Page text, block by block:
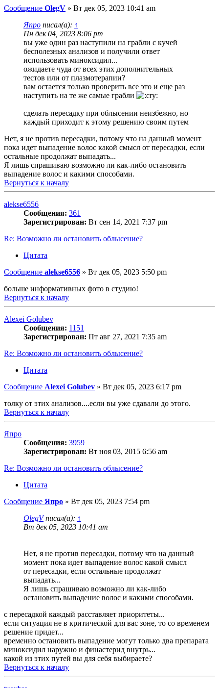
Сообщение OlegV » Вт дек 05, 2023 10:41 am
Япро писал(а): ↑
Пн дек 04, 2023 8:06 pm
вы уже один раз наступили на грабли с кучей
бесполезных анализов и получили ответ
использовать миноксидил...
ожидаете чуда от всех этих дополнительных
тестов или от плазмотерапии?
вам остается только проверить все это и еще раз
наступить на те же самые грабли
сделать пересадку при облысении неизбежно, но
каждый приходит к этому решению своим путем
Нет, я не против пересадки, потому что на данный момент
пока идет выпадение волос какой смысл от пересадки, если
остальные продолжат выпадать...
Я лишь спрашиваю возможно ли как-либо остановить
выпадение волос и какими способами.
Вернуться к началу
alekse6556
Сообщения: 361
Зарегистрирован: Вт сен 14, 2021 7:37 pm
Re: Возможно ли остановить облысение?
Цитата
Сообщение alekse6556 » Вт дек 05, 2023 5:50 pm
больше информативных фото в студию!
Вернуться к началу
Alexei Golubev
Сообщения: 1151
Зарегистрирован: Пт авг 27, 2021 7:35 am
Re: Возможно ли остановить облысение?
Цитата
Сообщение Alexei Golubev » Вт дек 05, 2023 6:17 pm
толку от этих анализов....если вы уже сдавали до этого.
Вернуться к началу
Япро
Сообщения: 3959
Зарегистрирован: Вт ноя 03, 2015 6:56 am
Re: Возможно ли остановить облысение?
Цитата
Сообщение Япро » Вт дек 05, 2023 7:54 pm
OlegVписал(а): ↑
Вт дек 05, 2023 10:41 am
Нет, я не против пересадки, потому что на данный
момент пока идет выпадение волос какой смысл
от пересадки, если остальные продолжат
выпадать...
Я лишь спрашиваю возможно ли как-либо
остановить выпадение волос и какими способами.
с пересадкой каждый расставляет приоритеты...
если ситуация не в критической для вас зоне, то со временем
решение придет...
временно остановить выпадение могут только два препарата
миноксидил наружно и финастерид внутрь...
какой из этих путей вы для себя выбираете?
Вернуться к началу